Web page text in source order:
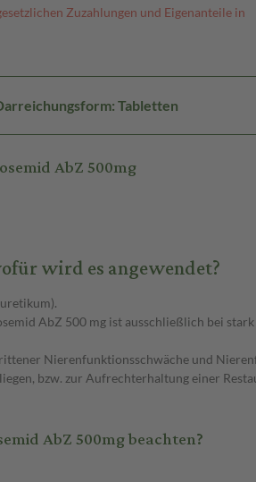
Zuzahlungen und Eigenanteile in
Tabletten
AbZ 500mg
wird es angewendet?
AbZ 500 mg ist ausschließlich bei
Nierenfunktionsschwäche und
bzw. zur Aufrechterhaltung einer
AbZ 500mg beachten?